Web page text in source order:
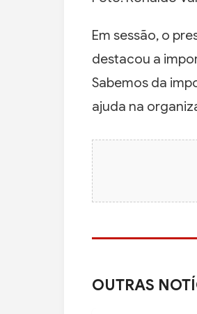
Em sessão, o
destacou a
Sabemos da
ajuda na
OUTRAS